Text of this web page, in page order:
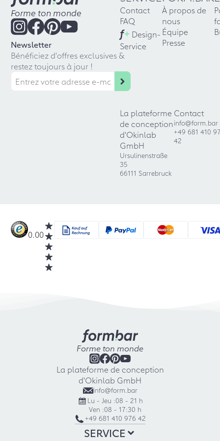
Forme ton monde
Newsletter
Bénéficiez d'offres exclusives &
restez toujours à jour !
Contact
FAQ
f+ Design-
Service
À propos de
nous
Équipe
Presse
La plateforme
de conception
d'Okinlab
GmbH
Ursulinenstraße
35
66111 Sarrebruck
Contact
info@form.bar
+49 681 410
42
0.00
Forme ton monde
La plateforme de conception
d'Okinlab GmbH
info@form.bar
Lu - Jeu :08 - 21 h
Ven :08 - 17:30 h
+49 681 410 976 42
SERVICE